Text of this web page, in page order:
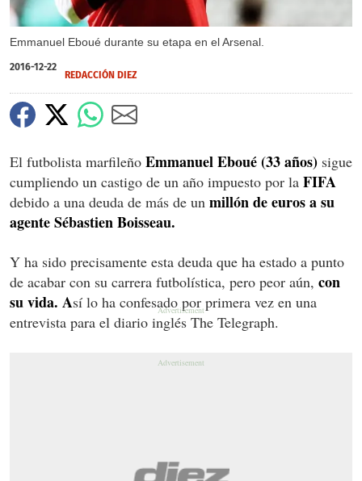
Emmanuel Eboué durante su etapa en el Arsenal.
2016-12-22
REDACCIÓN DIEZ
El futbolista marfileño Emmanuel Eboué (33 años) sigue
cumpliendo un castigo de un año impuesto por la FIFA
debido a una deuda de más de un millón de euros a su
agente Sébastien Boisseau.
Y ha sido precisamente esta deuda que ha estado a punto
de acabar con su carrera futbolística, pero peor aún, con
su vida. Así lo ha confesado por primera vez en una
entrevista para el diario inglés The Telegraph.